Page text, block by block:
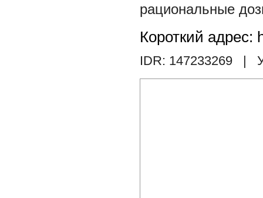
рациональные
Короткий адрес:
IDR: 147233269 |